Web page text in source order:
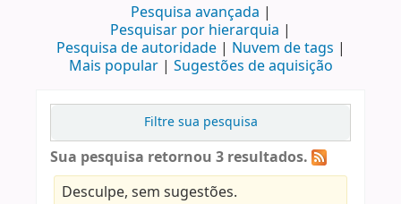
Pesquisa avançada
Pesquisar por hierarquia
Pesquisa de autoridade
Nuvem de tags
Mais popular
Sugestões de aquisição
Filtre sua pesquisa
Sua pesquisa retornou 3 resultados.
Desculpe, sem sugestões.